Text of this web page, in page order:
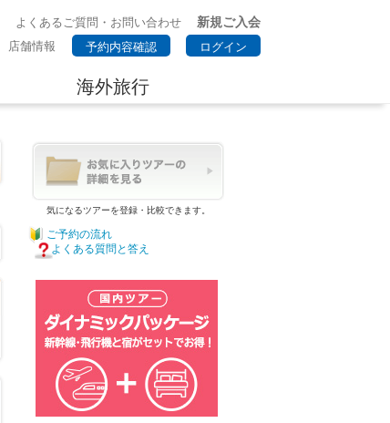
よくあるご質問・お問い合わせ
新規ご入会
店舗情報 予約内容確認 ログイン
海外旅行
気になるツアーを登録・比較できます。
ご予約の流れ
よくある質問と答え